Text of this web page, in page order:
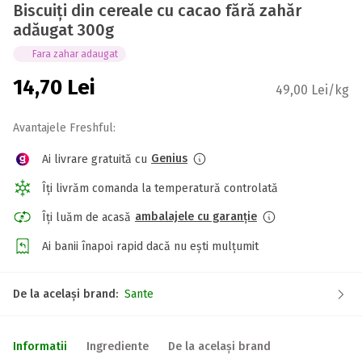
Biscuiți din cereale cu cacao fără zahăr
adăugat 300g
Fara zahar adaugat
14,70 Lei 49,00 Lei/kg
Avantajele Freshful:
Ai livrare gratuită cu Genius
Îți livrăm comanda la temperatură controlată
Îți luăm de acasă ambalajele cu garanție
Ai banii înapoi rapid dacă nu ești mulțumit
De la același brand: Sante
Informatii Ingrediente De la același brand